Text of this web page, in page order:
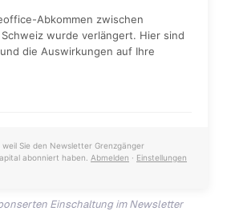
Abkommen zwischen
wurde verlängert. Hier sind
die Auswirkungen auf Ihre
Sie den Newsletter Grenzgänger
abonniert haben. Abmelden · Einstellungen
Einschaltung im Newsletter